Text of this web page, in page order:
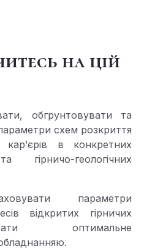
на цій
обгрунтовувати та
схем розкриття
в конкретних
гірничо-геологічних
параметри
відкритих гірничих
оптимальне